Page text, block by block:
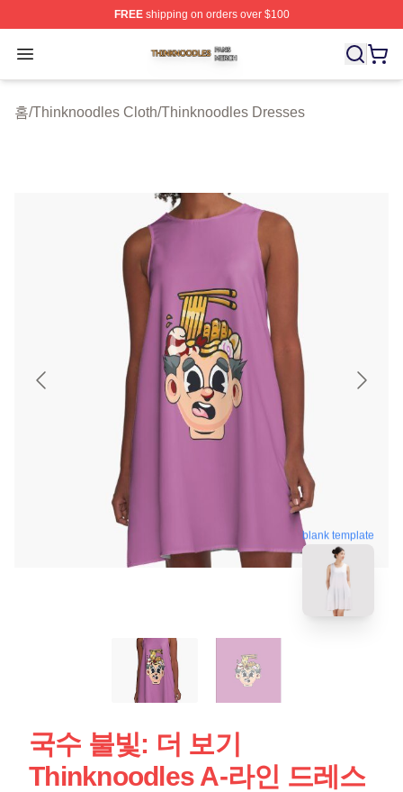
FREEshipping on orders over $100
Open menu
Thinknoodles Shop ⚡️ Officially Licensed
홈/Thinknoodles Cloth/Thinknoodles Dresses
blank template
국수 불빛: 더 보기
Thinknoodles A-라인 드레스